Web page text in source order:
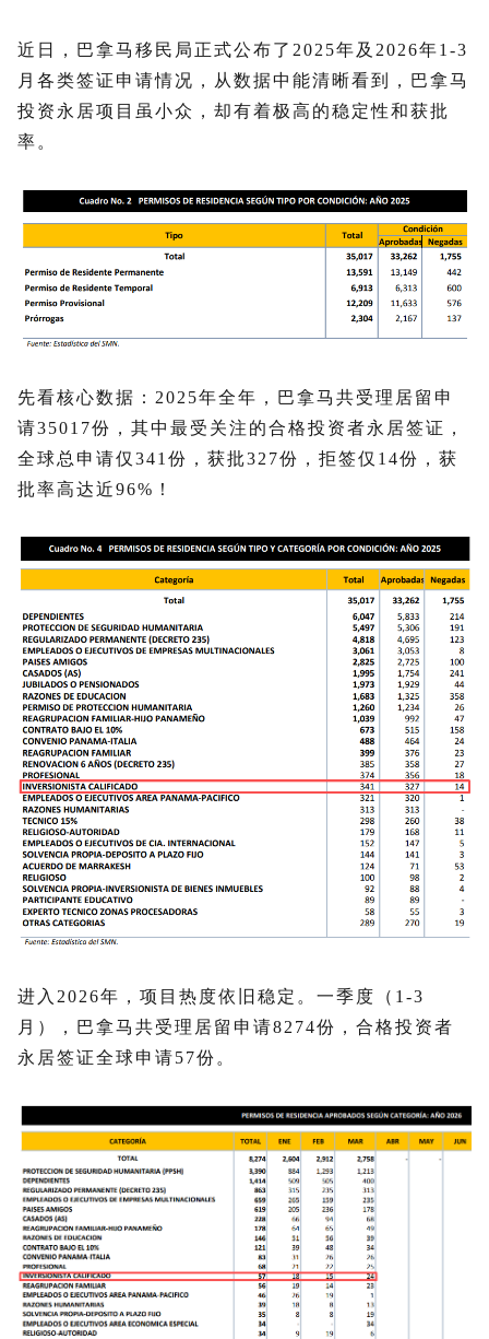
近日，巴拿马移民局正式公布了2025年及2026年1-3
月各类签证申请情况，从数据中能清晰看到，巴拿马
投资永居项目虽小众，却有着极高的稳定性和获批
率。
先看核心数据：2025年全年，巴拿马共受理居留申
请35017份，其中最受关注的合格投资者永居签证，
全球总申请仅341份，获批327份，拒签仅14份，获
批率高达近96%！
进入2026年，项目热度依旧稳定。一季度（1-3
月），巴拿马共受理居留申请8274份，合格投资者
永居签证全球申请57份。